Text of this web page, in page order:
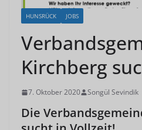
HUNSRÜCK JOBS
Kirchberg
7. Oktober 2020 Songül Sevindik
Die